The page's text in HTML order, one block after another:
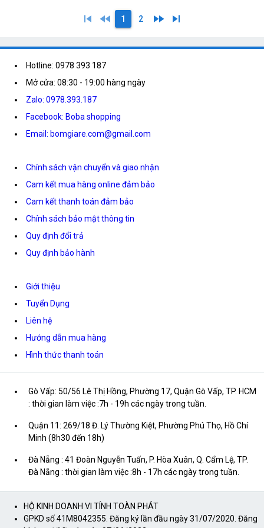
skip_previous fast_rewind 1 2 fast_forward skip_next
Hotline: 0978 393 187
Mở cửa: 08:30 - 19:00 hàng ngày
Zalo: 0978.393.187
Facebook: Boba shopping
Email: bomgiare.com@gmail.com
Chính sách vận chuyển và giao nhận
Cam kết mua hàng online đảm bảo
Cam kết thanh toán đảm bảo
Chính sách bảo mật thông tin
Quy định đổi trả
Quy định bảo hành
Giới thiệu
Tuyển Dụng
Liên hệ
Hướng dẫn mua hàng
Hình thức thanh toán
Gò Vấp: 50/56 Lê Thị Hồng, Phường 17, Quận Gò Vấp, TP. HCM
: thời gian làm việc :7h - 19h các ngày trong tuần.
Quận 11: 269/18 Đ. Lý Thường Kiệt, Phường Phú Thọ, Hồ Chí
Minh (8h30 đến 18h)
Đà Nẵng : 41 Đoàn Nguyễn Tuấn, P. Hòa Xuân, Q. Cẩm Lệ, TP.
Đà Nẵng : thời gian làm việc :8h - 17h các ngày trong tuần.
HỘ KINH DOANH VI TÍNH TOÀN PHÁT
GPKD số 41M8042355. Đăng ký lần đầu ngày 31/07/2020. Đăng